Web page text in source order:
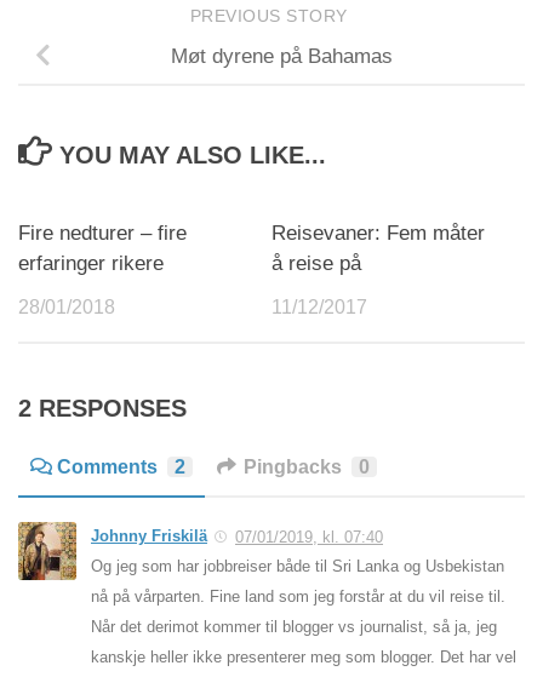
PREVIOUS STORY
Møt dyrene på Bahamas
YOU MAY ALSO LIKE...
Fire nedturer – fire
erfaringer rikere
28/01/2018
Reisevaner: Fem måter
å reise på
11/12/2017
2 RESPONSES
Comments 2 Pingbacks 0
Johnny Friskilä
07/01/2019, kl. 07:40
Og jeg som har jobbreiser både til Sri Lanka og Usbekistan
nå på vårparten. Fine land som jeg forstår at du vil reise til.
Når det derimot kommer til blogger vs journalist, så ja, jeg
kanskje heller ikke presenterer meg som blogger. Det har vel